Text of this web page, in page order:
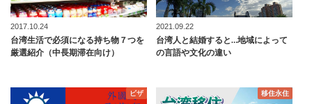
2017.10.24
台湾生活で必須になる持ち物７つを
厳選紹介（中長期滞在向け）
2021.09.22
台湾人と結婚すると…地域によって
の言語や文化の違い
ビザ 移住永住